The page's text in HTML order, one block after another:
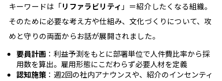
#
効
化
#
税
金
キーワードは「リファラビリティ 」＝紹介したくなる組織。
そのために必要な考え方や仕組み、文化づくりについて、攻
めと守りの両面からお話が展開されました。
要員計画 ：利益予測をもとに部署単位で人件費比率から採
用数を算出。雇用形態にこだわらず必要人材を定義
認知施策：週2回の社内アナウンスや、紹介のインセンティ